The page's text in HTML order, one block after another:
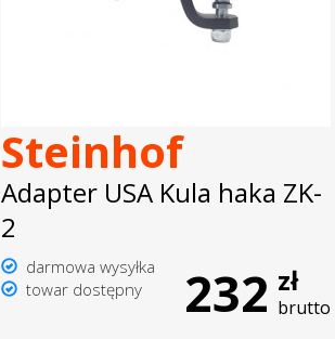
Steinhof
Adapter USA Kula haka ZK-
2
darmowa wysyłka
towar dostępny
232 zł
brutto